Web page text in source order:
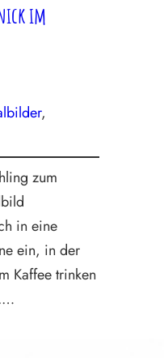
im
zum
in eine
ein, in der
Kaffee trinken